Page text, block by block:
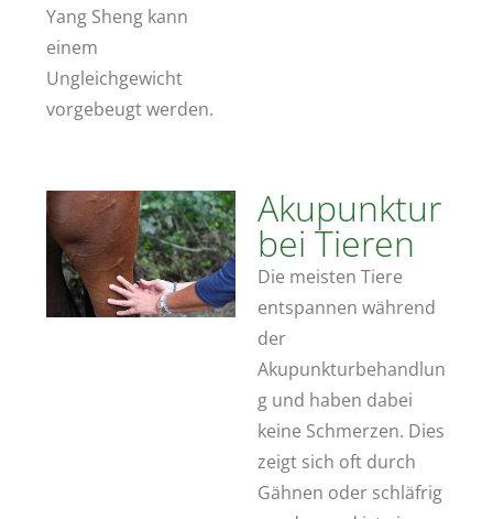
Yang Sheng kann
einem
Ungleichgewicht
vorgebeugt werden.
Akupunktur
bei Tieren
Die meisten Tiere
entspannen während
der
Akupunkturbehandlun
g und haben dabei
keine Schmerzen. Dies
zeigt sich oft durch
Gähnen oder schläfrig